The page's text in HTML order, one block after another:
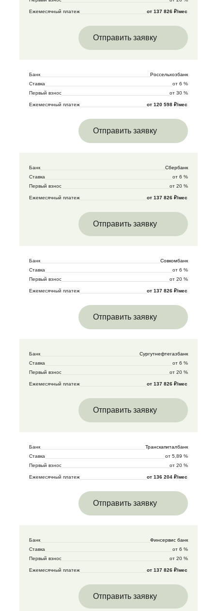
Ежемесячный платеж от 137 826 ₽/мес
Отправить заявку
Банк
Россельхозбанк
Ставка
от 6 %
Первый взнос
от 30 %
Ежемесячный платеж от 120 598 ₽/мес
Отправить заявку
Банк
Сбербанк
Ставка
от 6 %
Первый взнос
от 20 %
Ежемесячный платеж от 137 826 ₽/мес
Отправить заявку
Банк
Совкомбанк
Ставка
от 6 %
Первый взнос
от 20 %
Ежемесячный платеж от 137 826 ₽/мес
Отправить заявку
Банк
Сургутнефтегазбанк
Ставка
от 6 %
Первый взнос
от 20 %
Ежемесячный платеж от 137 826 ₽/мес
Отправить заявку
Банк
Транскапиталбанк
Ставка
от 5,89 %
Первый взнос
от 20 %
Ежемесячный платеж от 136 204 ₽/мес
Отправить заявку
Банк
Финсервис банк
Ставка
от 6 %
Первый взнос
от 20 %
Ежемесячный платеж от 137 826 ₽/мес
Отправить заявку